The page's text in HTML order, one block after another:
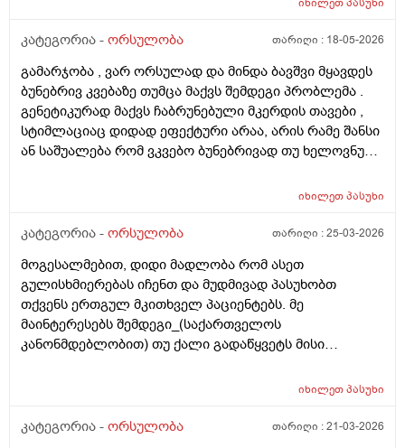
კატეგორია - ორსულობა თარიღი : 18-05-2026
გამარჯობა , ვარ ორსულად და მინდა ბავშვი მყავდეს
ბუნებრივ კვებაზე თუმცა მაქვს შემდეგი პრობლემა .
გენეტიკურად მაქვს ჩაბრუნებული მკერდის თავები ,
სტიმლაციაც დიდად ეფექტური არაა, არის რამე შანსი
ან საშუალება რომ ვკვებო ბუნებრივად თუ ხელოვნური
იხილეთპასუხი
კატეგორია - ორსულობა თარიღი :25-03-2026
მოგესალმებით, დიდი მადლობა რომ ასეთ
გულისხმიერებას იჩენთ და მუდმივად პასუხობთ
თქვენს ერთგულ მკითხველ პაციენტებს. მე
მაინტერესებს შემდეგი_(საქართველოს
კანონმდებლობით) თუ ქალი გადაწყვეტს მისი
(კვერცხუჯრედის კრიოპრეზერვაცია) შესაძლებელი?
მნიშვნელოვანი შეკითხვა_თუ, დავუშვათ, საკუთარ
იხილეთპასუხი
კატეგორია - ორსულობა თარიღი :21-03-2026